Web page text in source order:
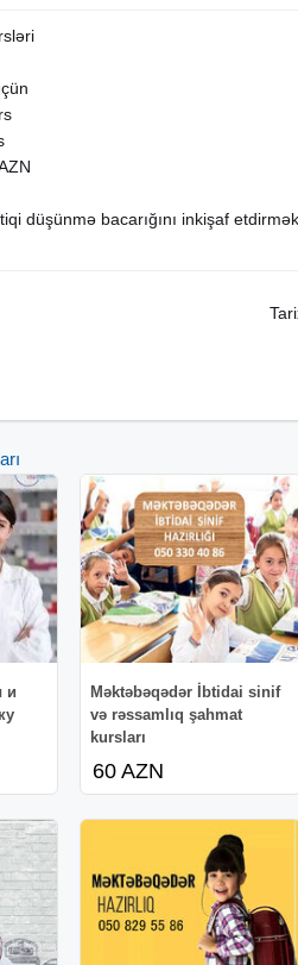
düşünmə bacarığını inkişaf
и
Məktəbəqədər İbtidai sinif
və rəssamlıq şahmat
kursları
60 AZN